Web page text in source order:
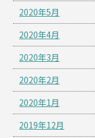
2020年5月
2020年4月
2020年3月
2020年2月
2020年1月
2019年12月